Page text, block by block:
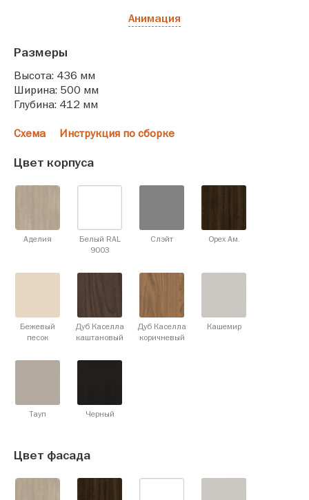
Анимация
Размеры
Высота: 436 мм
Ширина: 500 мм
Глубина: 412 мм
Схема Инструкция по сборке
Цвет корпуса
Аделия
Белый RAL
9003
Слэйт Орех Ам.
Бежевый
песок
Дуб Каселла
каштановый
Дуб Каселла
коричневый
Кашемир
Тауп Черный
Цвет фасада